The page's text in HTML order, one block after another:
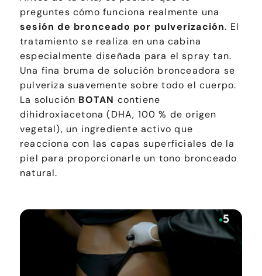
preguntes cómo funciona realmente una
sesión de bronceado por pulverización. El
tratamiento se realiza en una cabina
especialmente diseñada para el spray tan.
Una fina bruma de solución bronceadora se
pulveriza suavemente sobre todo el cuerpo.
La solución BOTAN contiene
dihidroxiacetona (DHA, 100 % de origen
vegetal), un ingrediente activo que
reacciona con las capas superficiales de la
piel para proporcionarle un tono bronceado
natural.